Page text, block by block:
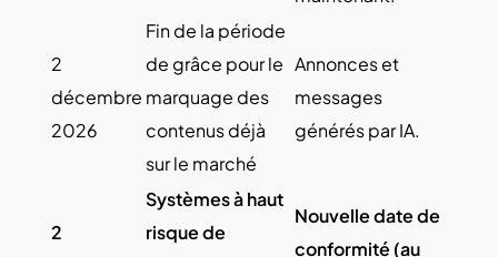
2
décembre
2026
Fin de la période
de grâce pour le
marquage des
contenus déjà
sur le marché
Annonces et
messages
générés par IA.
2
Systèmes à haut
risque de
Nouvelle date de
conformité (au